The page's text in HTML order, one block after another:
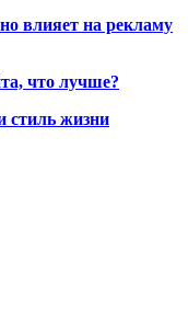
влияет на рекламу
что лучше?
стиль жизни